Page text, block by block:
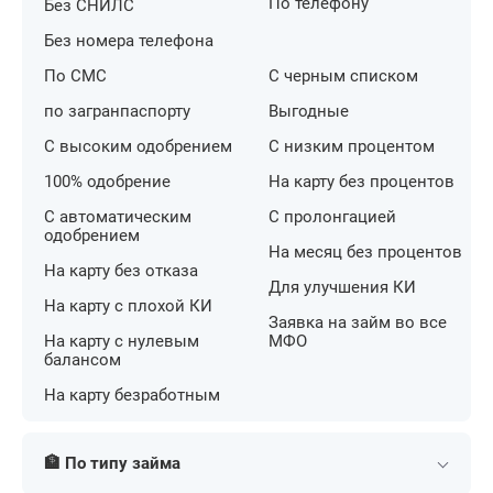
Без СНИЛС
Без номера телефона
По СМС
по загранпаспорту
С высоким одобрением
100% одобрение
С автоматическим
одобрением
На карту без отказа
На карту с плохой КИ
На карту с нулевым
балансом
На карту безработным
С черным списком
Выгодные
С низким процентом
На карту без процентов
С пролонгацией
На месяц без процентов
Для улучшения КИ
Заявка на займ во все
МФО
🏦 По типу займа